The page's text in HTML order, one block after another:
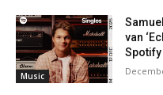
Music
van